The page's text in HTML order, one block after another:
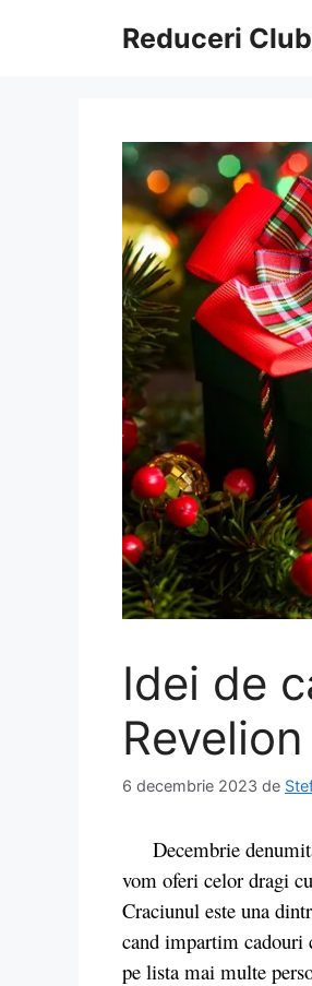
Reduceri Club
Idei de
6 decembrie 2023 de
Decembrie
vom oferi celor dragi
Craciunul este una
cand impartim cadouri
pe lista mai multe